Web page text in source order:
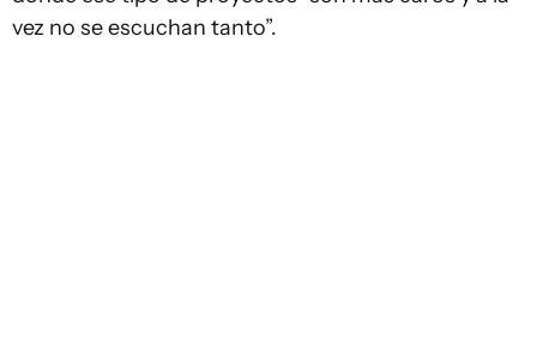
vez no se escuchan tanto”.